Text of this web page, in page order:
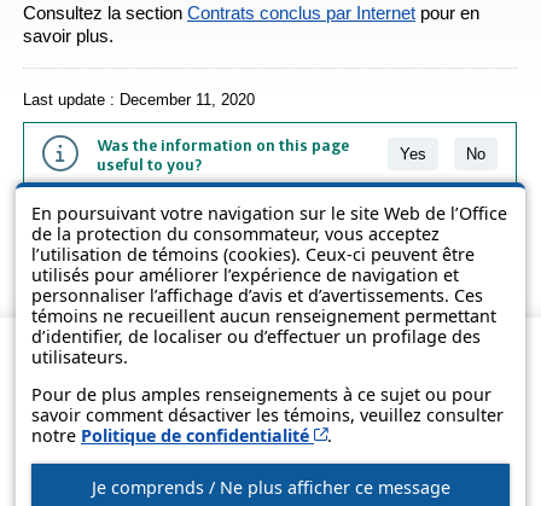
En poursuivant votre navigation sur le site Web de l’Office
de la protection du consommateur, vous acceptez
l’utilisation de témoins (cookies). Ceux-ci peuvent être
utilisés pour améliorer l’expérience de navigation et
personnaliser l’affichage d’avis et d’avertissements. Ces
témoins ne recueillent aucun renseignement permettant
d’identifier, de localiser ou d’effectuer un profilage des
utilisateurs.
Pour de plus amples renseignements à ce sujet ou pour
savoir comment désactiver les témoins, veuillez consulter
notre Politique de confidentialité Cet hyperlien s’ouvrira
.
Je comprends / Ne plus afficher ce message
Consultez la section Contrats conclus par Internet pour en
savoir plus.
Last update : December 11, 2020
Was the information on this page
useful to you?
Yes No
The information contained on this page is presented in simple terms to
make it easier to understand. It does not replace the texts of the laws
and regulations.